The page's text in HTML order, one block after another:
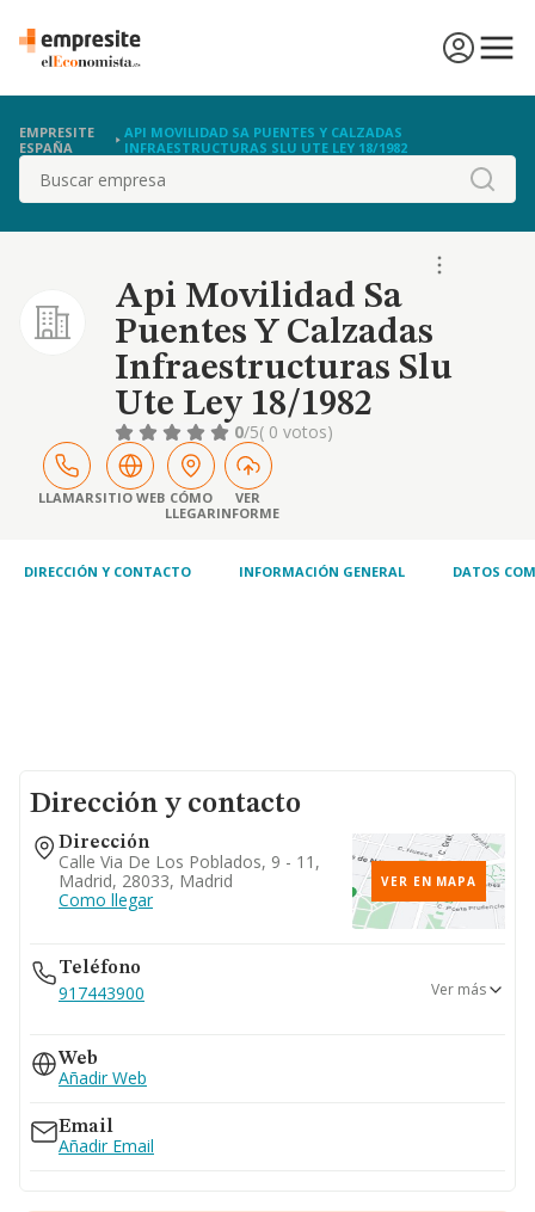
EMPRESITE
ESPAÑA
API MOVILIDAD SA PUENTES Y CALZADAS
INFRAESTRUCTURAS SLU UTE LEY 18/1982
Buscar
Api Movilidad Sa
Puentes Y Calzadas
Infraestructuras Slu
Ute Ley 18/1982
0/5( 0 votos)
LLAMARSITIO WEB CÓMO
LLEGAR
VER
INFORME
DIRECCIÓN Y CONTACTO INFORMACIÓN GENERAL DATOS
Dirección y contacto
Dirección
Calle Via De Los Poblados, 9 - 11,
Madrid, 28033, Madrid
Como llegar
VER EN MAPA
Teléfono
917443900
985642639
981688959
Ver más
Web
Añadir Web
Email
Añadir Email